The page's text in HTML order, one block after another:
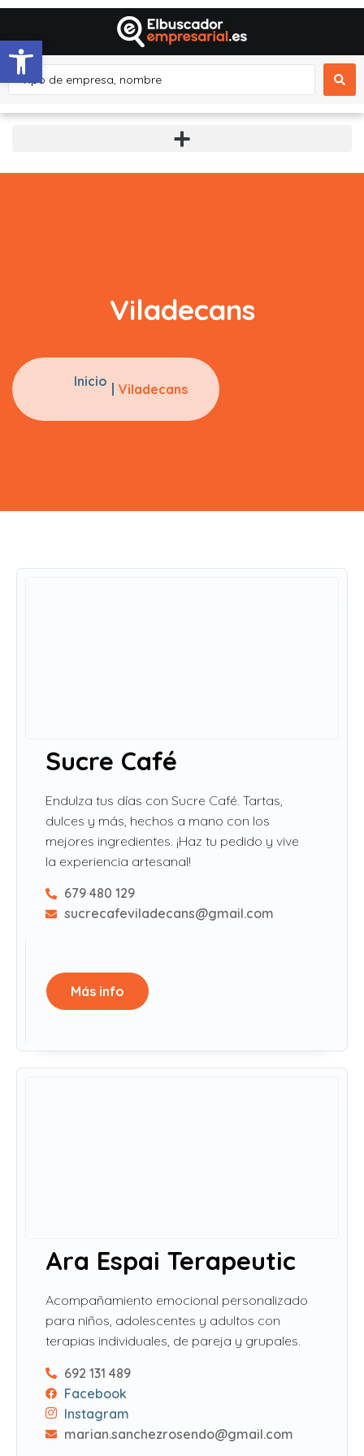
Abrir barra de herramientas
Viladecans
Inicio Viladecans
Sucre Café
Endulza tus días con Sucre Café. Tartas,
dulces y más, hechos a mano con los
mejores ingredientes. ¡Haz tu pedido y vive
la experiencia artesanal!
679 480 129
sucrecafeviladecans@gmail.com
Más info
Ara Espai Terapeutic
Acompañamiento emocional personalizado
para niños, adolescentes y adultos con
terapias individuales, de pareja y grupales.
692 131 489
Facebook
Instagram
marian.sanchezrosendo@gmail.com